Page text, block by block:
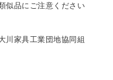
似品にご注意ください
川家具工業団地協同組